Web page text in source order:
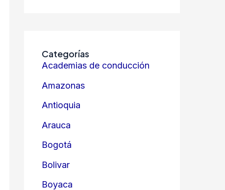
Categorías
Academias de conducción
Amazonas
Antioquia
Arauca
Bogotá
Bolivar
Boyaca